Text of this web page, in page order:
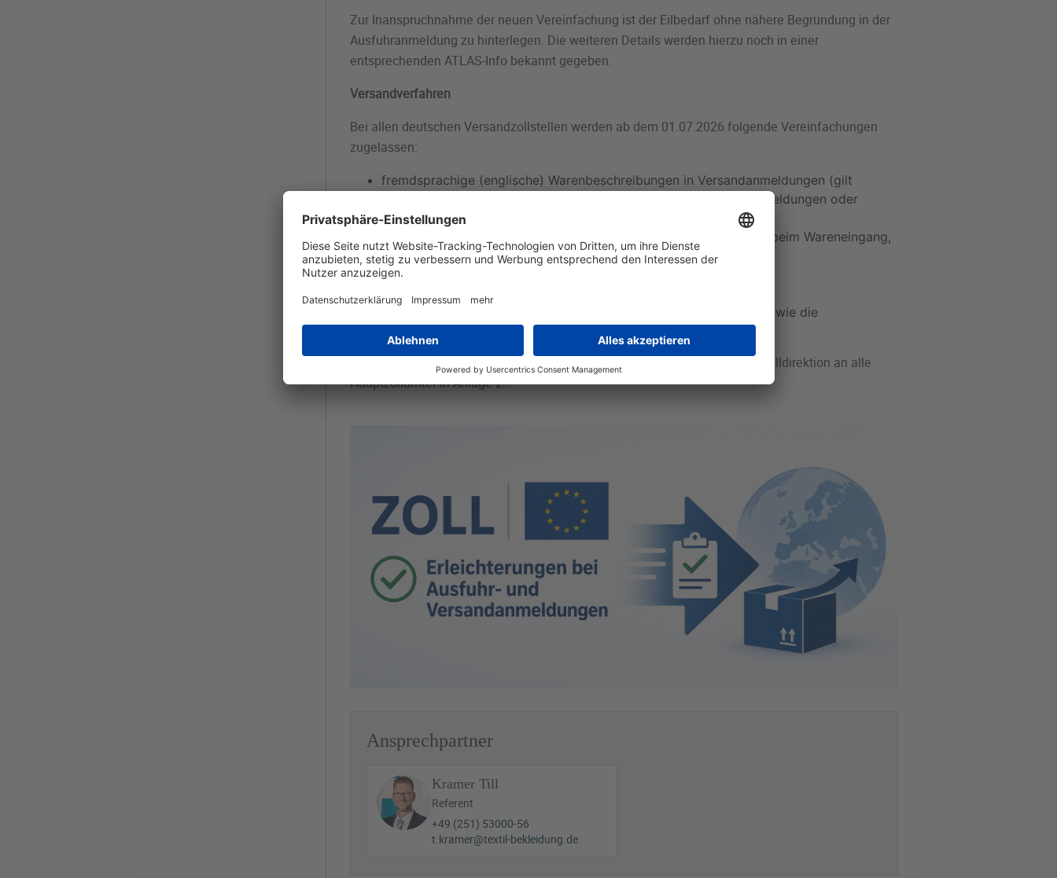
Zur Inanspruchnahme der neuen Vereinfachung ist der Eilbedarf ohne nähere Begründung in der
Ausfuhranmeldung zu hinterlegen. Die weiteren Details werden hierzu noch in einer
entsprechenden ATLAS-Info bekannt gegeben.
Versandverfahren
Bei allen deutschen Versandzollstellen werden ab dem 01.07.2026 folgende Vereinfachungen
zugelassen:
fremdsprachige (englische) Warenbeschreibungen in Versandanmeldungen (gilt
ausdrücklich nur für Versand-, nicht aber für Ausfuhr-, Einfuhranmeldungen oder
Anmeldungen zur vorübergehenden Verwahrung!)
keine Pflicht des zugelassenen Empfängers im Versandverfahren beim Wareneingang,
Warennummern und Warenbezeichnungen zu prüfen und
Vereinfachungen in Bezug auf die
Angabe des Empfängers in Versandanmeldungen,
Anwendung der Stempel im Betriebskontinuitätsverfahren sowie die
Anmeldung für Umzugsgut.
Die weiteren Einzelheiten entnehmen Sie bitte der Verfügung der Generalzolldirektion an alle
Hauptzollämter in Anlage 2.
Ansprechpartner
Kramer Till
Referent
+49 (251) 53000-56
t.kramer@textil-bekleidung.de